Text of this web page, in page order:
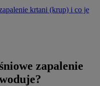
krtani (krup) i co je
zapalenie